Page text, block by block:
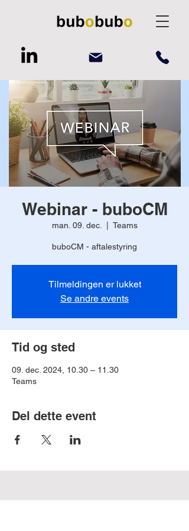
Webinar - buboCM
man. 09. dec. Teams
buboCM - aftalestyring
Tilmeldingen er lukket
Se andre events
Tid og sted
09. dec. 2024, 10.30 – 11.30
Teams
Del dette event